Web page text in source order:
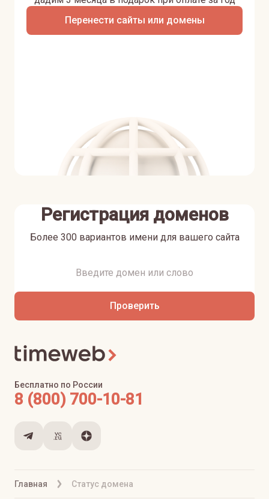
Перенести сайты или домены
Регистрация доменов
Более 300 вариантов имени для вашего сайта
Проверить
Главная Статус домена
Бесплатно по России
8 (800) 700-10-81